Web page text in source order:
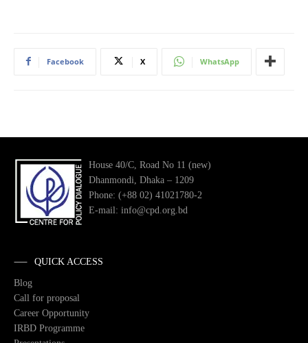
Facebook X WhatsApp
House 40/C, Road No 11 (new)
Dhanmondi, Dhaka – 1209
Phone: (+88 02) 41021780-2
E-mail: info@cpd.org.bd
QUICK ACCESS
Blog
Call for proposal
Career Opportunity
IRBD Programme